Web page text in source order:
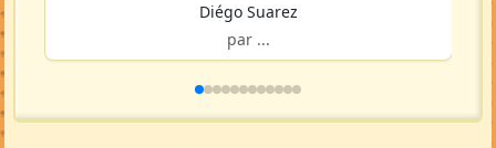
Diégo Suarez
par ...